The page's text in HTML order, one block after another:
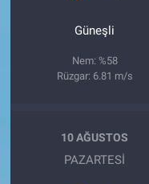
Güneşli
Nem: %58
Rüzgar: 6.81 m/s
10 AĞUSTOS
PAZARTESI